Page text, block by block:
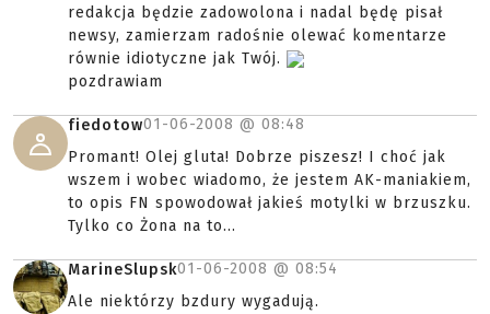
redakcja będzie zadowolona i nadal będę pisał
newsy, zamierzam radośnie olewać komentarze
równie idiotyczne jak Twój.
pozdrawiam
fiedotow01-06-2008 @ 08:48
Promant! Olej gluta! Dobrze piszesz! I choć jak
wszem i wobec wiadomo, że jestem AK-maniakiem,
to opis FN spowodował jakieś motylki w brzuszku.
Tylko co Żona na to...
MarineSlupsk01-06-2008 @ 08:54
Ale niektórzy bzdury wygadują.